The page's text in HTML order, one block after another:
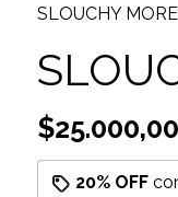
SLOUCHY MORE
$25.000,00
20% OFF